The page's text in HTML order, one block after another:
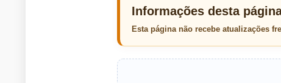
Informações desta
Esta página não recebe atualizações